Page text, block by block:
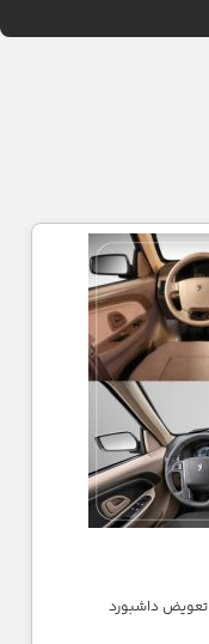
تعویض داشبورد